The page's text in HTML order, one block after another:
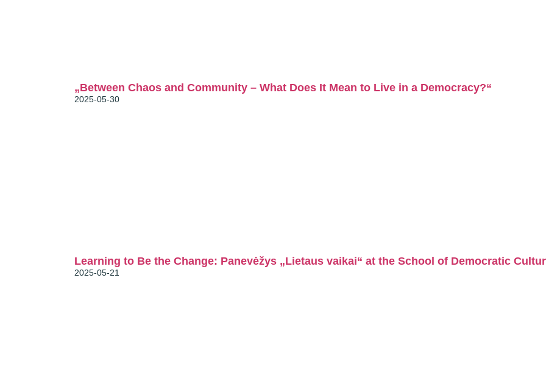
„Between Chaos and Community – What Does It Mean to Live in a Democracy?“
2025-05-30
Learning to Be the Change: Panevėžys „Lietaus vaikai“ at the School of Democratic
2025-05-21